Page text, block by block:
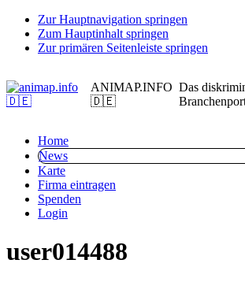
Zur Hauptnavigation springen
Zum Hauptinhalt springen
Zur primären Seitenleiste springen
ANIMAP.INFO
🇩🇪
Das
Home
News
Karte
Firma eintragen
Spenden
Login
user014488